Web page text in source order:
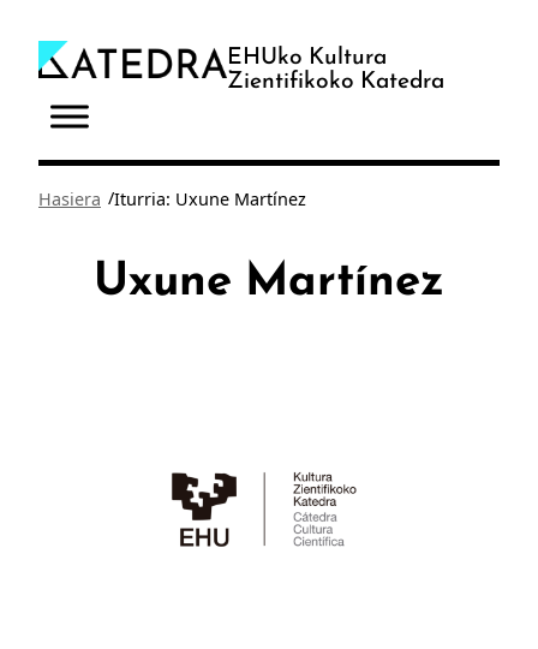
edukira
EHUko Kultura
Zientifikoko Katedra
Hasiera /Iturria: Uxune Martínez
Uxune Martínez